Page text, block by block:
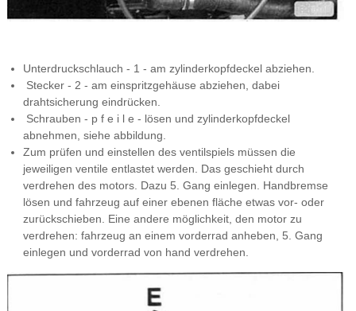
Unterdruckschlauch - 1 - am zylinderkopfdeckel abziehen.
Stecker - 2 - am einspritzgehäuse abziehen, dabei
drahtsicherung eindrücken.
Schrauben - p f e i l e - lösen und zylinderkopfdeckel
abnehmen, siehe abbildung.
Zum prüfen und einstellen des ventilspiels müssen die
jeweiligen ventile entlastet werden. Das geschieht durch
verdrehen des motors. Dazu 5. Gang einlegen. Handbremse
lösen und fahrzeug auf einer ebenen fläche etwas vor- oder
zurückschieben. Eine andere möglichkeit, den motor zu
verdrehen: fahrzeug an einem vorderrad anheben, 5. Gang
einlegen und vorderrad von hand verdrehen.